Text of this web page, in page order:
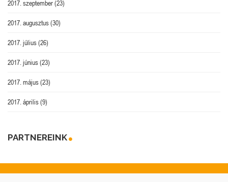
2017. szeptember(23)
2017. augusztus(30)
2017. július(26)
2017. június(23)
2017. május(23)
2017. április(9)
PARTNEREINK